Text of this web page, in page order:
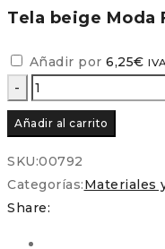
Tela beige Moda
Añadir por 6,25€
Telas
Básicas
para
fondos
cantidad
Añadir al carrito
SKU:00792
Categorías:Materiales
Share: